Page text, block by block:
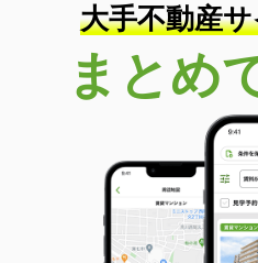
大手不動産
まとめ